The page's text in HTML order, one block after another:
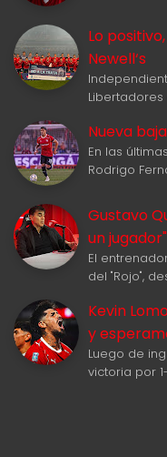
Lo
Newell‘s
Nueva
En las
Rodrigo
Gustavo
un jugador"
El
del "Rojo",
Kevin
y
Luego de
victoria por